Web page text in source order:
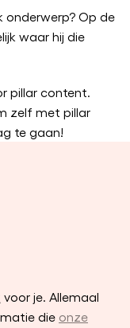
onderwerp? Op de
waar hij die
pillar content.
zelf met pillar
te gaan!
voor je. Allemaal
die onze